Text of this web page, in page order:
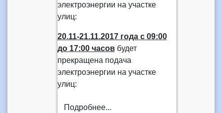
электроэнергии на участке
улиц:
20.11-21.11.2017 годас 09:00
до 17:00 часовбудет
прекращена подача
электроэнергии на участке
улиц:
Подробнее...